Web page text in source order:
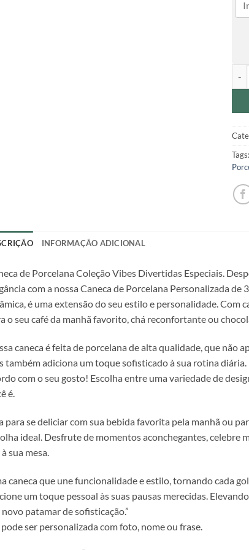
INFORMAÇÃO ADICIONAL
de Porcelana Coleção Vibes Divertidas Especiais.
com a nossa Caneca de Porcelana Personalizada de
é uma extensão do seu estilo e personalidade. Com
o seu café da manhã favorito, chá reconfortante ou
caneca é feita de porcelana de alta qualidade, que não
também adiciona um toque sofisticado à sua rotina
com o seu gosto! Escolha entre uma variedade de
é.
para se deliciar com sua bebida favorita pela manhã ou
ideal. Desfrute de momentos aconchegantes, celebre
sua mesa.
caneca que une funcionalidade e estilo, tornando cada
um toque pessoal às suas pausas merecidas.
novo patamar de sofisticação.”
pode ser personalizada com foto, nome ou frase.